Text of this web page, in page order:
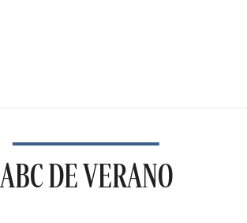
ABC DE VERANO